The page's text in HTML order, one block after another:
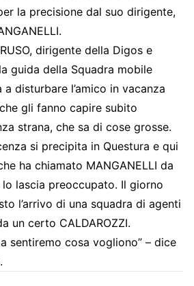
la precisione dal suo dirigente,
dirigente della Digos e
guida della Squadra mobile
disturbare l’amico in vacanza
gli fanno capire subito
strana, che sa di cose grosse.
si precipita in Questura e qui
ha chiamato MANGANELLI da
lo lascia preoccupato. Il giorno
l’arrivo di una squadra di agenti
un certo CALDAROZZI.
sentiremo cosa vogliono” – dice